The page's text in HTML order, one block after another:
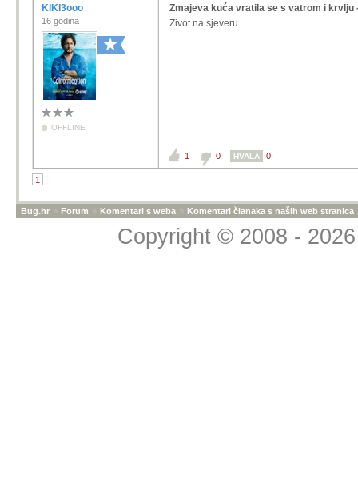
KIKI3ooo
16 godina
OFFLINE
Zmajeva kuća vratila se s vatrom i krvlju
Zivot na sjeveru.
1 0 HVALA 0
1
Bug.hr » Forum » Komentari s weba » Komentari članaka s naših web stranica
Copyright © 2008 -